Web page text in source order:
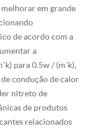
em grande
de acordo com a
a
para 0.5w / (m˙k),
condução de calor
nitreto de
de produtos
relacionados